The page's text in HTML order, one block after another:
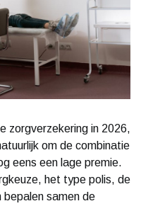
zorgverzekering in 2026,
om de combinatie
eens een lage premie.
het type polis, de
bepalen samen de